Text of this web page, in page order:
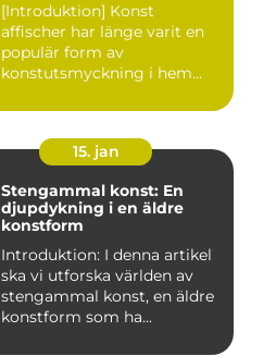
[Introduktion] Konst
affischer har länge varit en
populär form av
konstutsmyckning i hem
15. jan
Stengammal konst: En
djupdykning i en äldre
konstform
Introduktion: I denna artikel
ska vi utforska världen av
stengammal konst, en äldre
konstform som ha...